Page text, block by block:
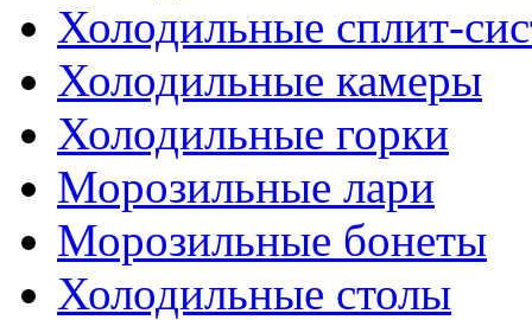
Холодильные сплит-
Холодильные камеры
Холодильные горки
Морозильные лари
Морозильные бонеты
Холодильные столы